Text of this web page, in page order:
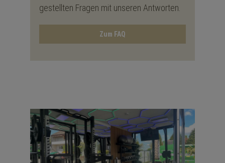
gestellten Fragen mit unseren Antworten.
Zum FAQ